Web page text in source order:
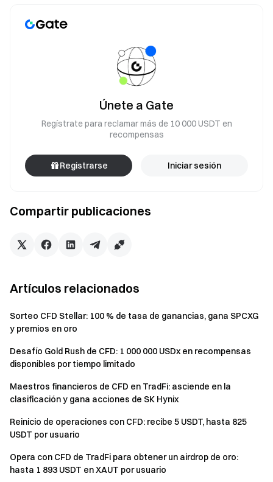
Compartir publicaciones
Únete a Gate
Regístrate para reclamar más de 10 000 USDT en
recompensas
Registrarse Iniciar sesión
Artículos relacionados
Sorteo CFD Stellar: 100 % de tasa de ganancias, gana SPCXG
y premios en oro
Desafío Gold Rush de CFD: 1 000 000 USDx en recompensas
disponibles por tiempo limitado
Maestros financieros de CFD en TradFi: asciende en la
clasificación y gana acciones de SK Hynix
Reinicio de operaciones con CFD: recibe 5 USDT, hasta 825
USDT por usuario
Opera con CFD de TradFi para obtener un airdrop de oro:
hasta 1 893 USDT en XAUT por usuario